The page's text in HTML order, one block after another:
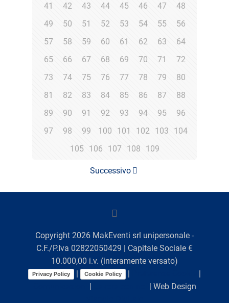
41
42 43 44 45 46 47
48
49
50 51 52 53 54 55
56
57
58 59 60 61 62 63
64
65
66 67 68 69 70 71
72
73
74 75 76 77 78 79
80
81
82 83 84 85 86 87
88
89
90 91 92 93 94 95
96
97
98 99 100 101 102 103
104
105
106 107 108 109
Successivo
Copyright 2026 MakEventi srl unipersonale -
C.F./P.Iva 02822050429 | Capitale Sociale €
10.000,00 i.v. (interamente versato)
Privacy Policy | Cookie Policy |
|
|
| Web Design